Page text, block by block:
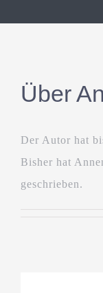
Über
Der Autor hat
Bisher hat
geschrieben.